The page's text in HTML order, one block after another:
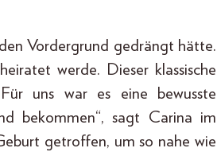
Vordergrund gedrängt hätte.
werde. Dieser klassische
uns war es eine bewusste
bekommen“, sagt Carina im
getroffen, um so nahe wie